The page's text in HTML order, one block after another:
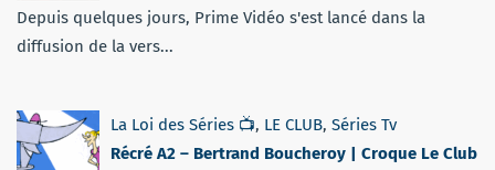
Depuis quelques jours, Prime Vidéo s'est lancé dans la
diffusion de la vers...
La Loi des Séries 📺, LE CLUB, Séries Tv
Récré A2 – Bertrand Boucheroy | Croque Le Club